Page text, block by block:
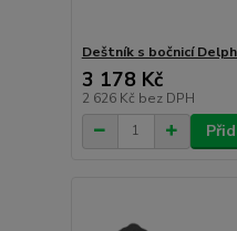
Deštník s bočnicí
3 178 Kč
2 626 Kč bez DPH